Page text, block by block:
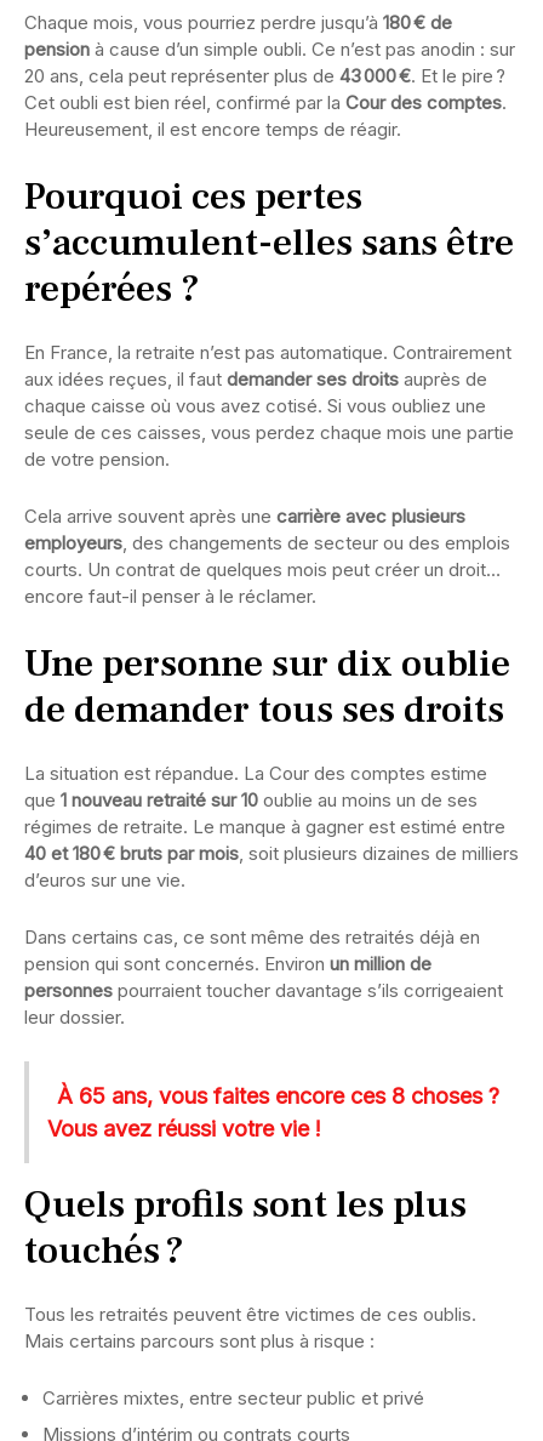
Chaque mois, vous pourriez perdre jusqu’à 180 € de
pension à cause d’un simple oubli. Ce n’est pas anodin : sur
20 ans, cela peut représenter plus de 43 000 €. Et le pire ?
Cet oubli est bien réel, confirmé par la Cour des comptes.
Heureusement, il est encore temps de réagir.
Pourquoi ces pertes
s’accumulent-elles sans être
repérées ?
En France, la retraite n’est pas automatique. Contrairement
aux idées reçues, il faut demander ses droits auprès de
chaque caisse où vous avez cotisé. Si vous oubliez une
seule de ces caisses, vous perdez chaque mois une partie
de votre pension.
Cela arrive souvent après une carrière avec plusieurs
employeurs, des changements de secteur ou des emplois
courts. Un contrat de quelques mois peut créer un droit…
encore faut-il penser à le réclamer.
Une personne sur dix oublie
de demander tous ses droits
La situation est répandue. La Cour des comptes estime
que 1 nouveau retraité sur 10 oublie au moins un de ses
régimes de retraite. Le manque à gagner est estimé entre
40 et 180 € bruts par mois, soit plusieurs dizaines de milliers
d’euros sur une vie.
Dans certains cas, ce sont même des retraités déjà en
pension qui sont concernés. Environ un million de
personnes pourraient toucher davantage s’ils corrigeaient
leur dossier.
À 65 ans, vous faites encore ces 8 choses ?
Vous avez réussi votre vie !
Quels profils sont les plus
touchés ?
Tous les retraités peuvent être victimes de ces oublis.
Mais certains parcours sont plus à risque :
Carrières mixtes, entre secteur public et privé
Missions d’intérim ou contrats courts